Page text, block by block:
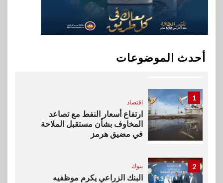
أحدث الموضوعات
بالخارج
بيان توضيحي صادر عن شركة
ناتجاس
1
اقتصاد
ارتفاع أسعار النفط مع تصاعد
المخاوف بشأن مستقبل الملاحة
في مضيق هرمز
2 بنوك
البنك الزراعي يكرم موظفيه